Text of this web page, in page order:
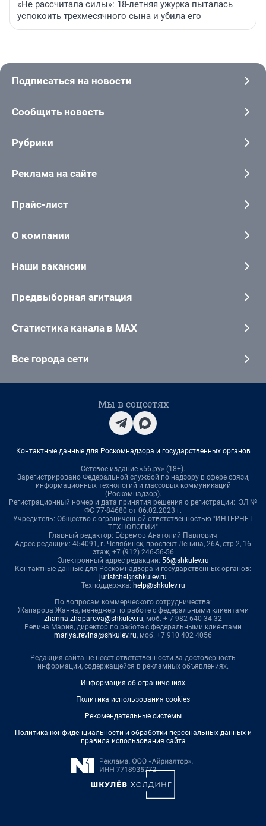
«Не рассчитала силы»: 18-летняя ужурка пыталась
успокоить трехмесячного сына и убила его
Подписаться на новости
Сообщить новость
Рубрики
Реклама на сайте
Прайс-лист
О компании
Наши вакансии
Предвыборная агитация
Статистика канала в MAX
Все города сети
Мы в соцсетях
Контактные данные для Роскомнадзора и государственных органов
Сетевое издание «56.ру» (18+).
Зарегистрировано Федеральной службой по надзору в сфере связи,
информационных технологий и массовых коммуникаций
(Роскомнадзор).
Регистрационный номер и дата принятия решения о регистрации: ЭЛ №
ФС 77-84680 от 06.02.2023 г.
Учредитель: Общество с ограниченной ответственностью "ИНТЕРНЕТ
ТЕХНОЛОГИИ"
Главный редактор: Ефремов Анатолий Павлович
Адрес редакции: 454091, г. Челябинск, проспект Ленина, 26А, стр.2, 16
этаж, +7 (912) 246-56-56
Электронный адрес редакции: 56@shkulev.ru
Контактные данные для Роскомнадзора и государственных органов:
juristchel@shkulev.ru
Техподдержка: help@shkulev.ru
По вопросам коммерческого сотрудничества:
Жапарова Жанна, менеджер по работе с федеральными клиентами
zhanna.zhaparova@shkulev.ru, моб. + 7 982 640 34 32
Ревина Мария, директор по работе с федеральными клиентами
mariya.revina@shkulev.ru, моб. +7 910 402 4056
Редакция сайта не несет ответственности за достоверность
информации, содержащейся в рекламных объявлениях.
Информация об ограничениях
Политика использования cookies
Рекомендательные системы
Политика конфиденциальности и обработки персональных данных и
правила использования сайта